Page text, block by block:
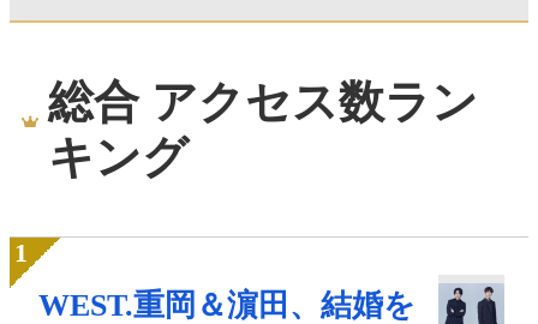
総合 アクセス数ラン
キング
WEST.重岡＆濵田、結婚を